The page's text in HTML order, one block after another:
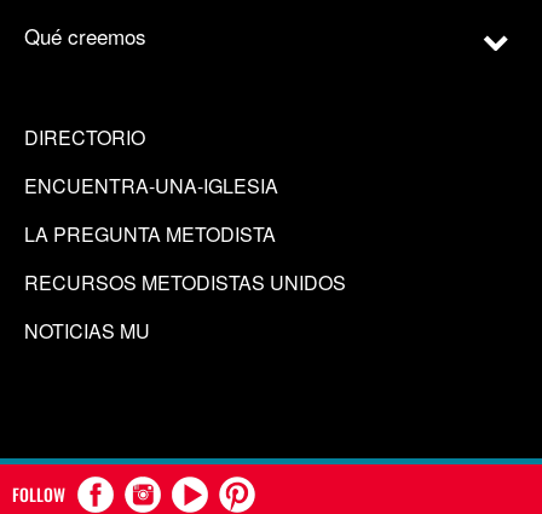
Qué creemos
DIRECTORIO
ENCUENTRA-UNA-IGLESIA
LA PREGUNTA METODISTA
RECURSOS METODISTAS UNIDOS
NOTICIAS MU
FOLLOW